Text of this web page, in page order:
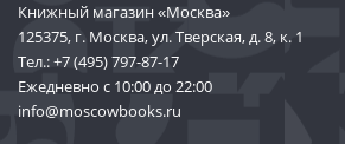
Книжный магазин «Москва»
125375, г. Москва, ул. Тверская, д. 8, к. 1
Тел.:+7 (495) 797-87-17
Ежедневно с 10:00 до 22:00
info@moscowbooks.ru